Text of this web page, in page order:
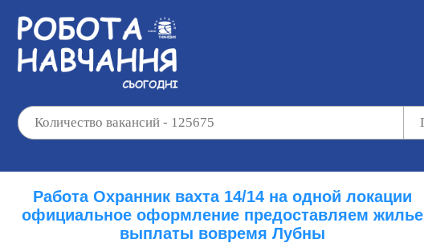
Работа Охранник вахта 14/14 на одной локации
официальное оформление предоставляем жилье
выплаты вовремя Лубны